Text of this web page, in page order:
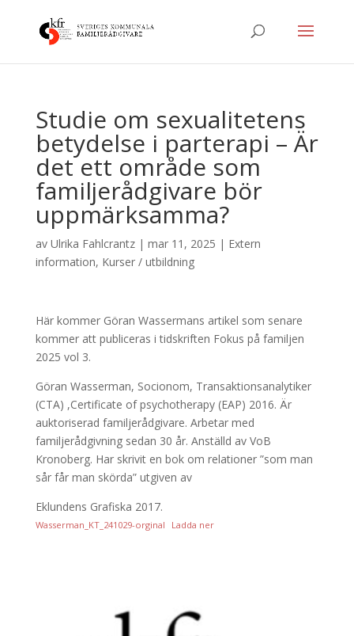
Studie om sexualitetens
betydelse i parterapi – Är
det ett område som
familjerådgivare bör
uppmärksamma?
av Ulrika Fahlcrantz| mar 11, 2025 | Extern
information, Kurser / utbildning
Här kommer Göran Wassermans artikel som senare
kommer att publiceras i tidskriften Fokus på familjen
2025 vol 3.
Göran Wasserman, Socionom, Transaktionsanalytiker
(CTA) ,Certificate of psychotherapy (EAP) 2016. Är
auktoriserad familjerådgivare. Arbetar med
familjerådgivning sedan 30 år. Anställd av VoB
Kronoberg. Har skrivit en bok om relationer ”som man
sår får man skörda” utgiven av
Eklundens Grafiska 2017.
Wasserman_KT_241029-orginal Ladda ner